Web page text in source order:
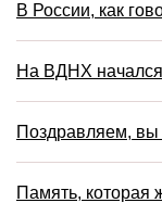
В России, как
На ВДНХ начался
Поздравляем, вы
Память, которая